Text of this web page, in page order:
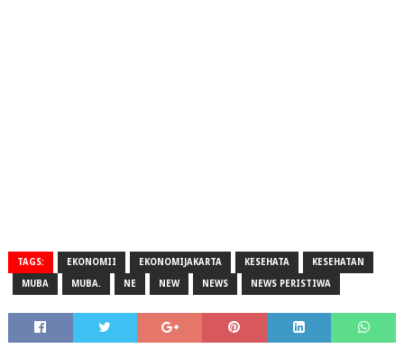
TAGS: EKONOMII EKONOMIJAKARTA KESEHATA KESEHATAN
MUBA MUBA. NE NEW NEWS NEWS PERISTIWA